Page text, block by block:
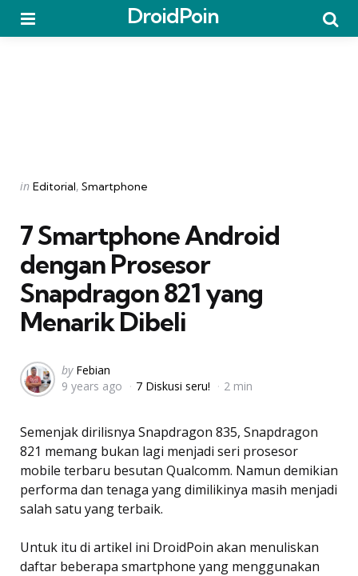
DroidPoin
Categories
Posted
in Editorial Smartphone
7 Smartphone Android
dengan Prosesor
Snapdragon 821 yang
Menarik Dibeli
Posted
by
by Febian
9 years ago
7 Diskusi seru! 2 min
Semenjak dirilisnya Snapdragon 835, Snapdragon
821 memang bukan lagi menjadi seri prosesor
mobile terbaru besutan Qualcomm. Namun demikian
performa dan tenaga yang dimilikinya masih menjadi
salah satu yang terbaik.
Untuk itu di artikel ini DroidPoin akan menuliskan
daftar beberapa smartphone yang menggunakan